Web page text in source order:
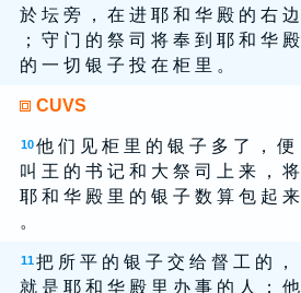
於 坛 旁 ， 在 进 耶 和 华 殿 的 右 边
； 守 门 的 祭 司 将 奉 到 耶 和 华 殿
的 一 切 银 子 投 在 柜 里 。
CUVS
10 他 们 见 柜 里 的 银 子 多 了 ， 便
叫 王 的 书 记 和 大 祭 司 上 来 ， 将
耶 和 华 殿 里 的 银 子 数 算 包 起 来
。
11 把 所 平 的 银 子 交 给 督 工 的 ，
就 是 耶 和 华 殿 里 办 事 的 人 ； 他